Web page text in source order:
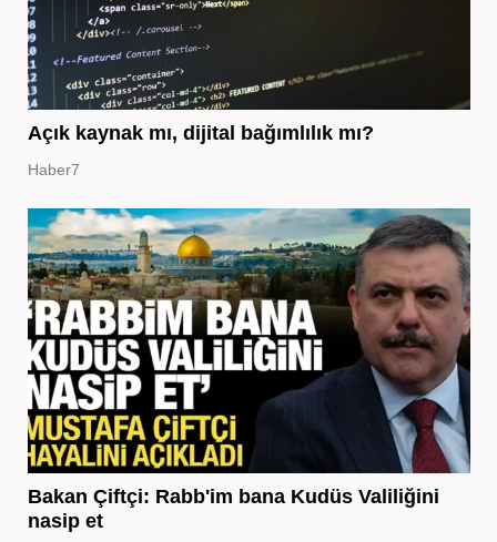
Açık kaynak mı, dijital bağımlılık mı?
Haber7
Bakan Çiftçi: Rabb'im bana Kudüs Valiliğini
nasip et